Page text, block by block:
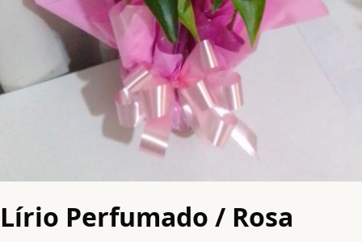
Lírio Perfumado / Rosa